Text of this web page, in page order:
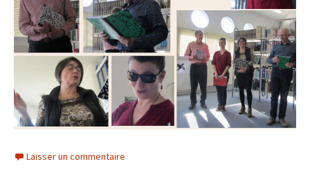
Laisser un commentaire